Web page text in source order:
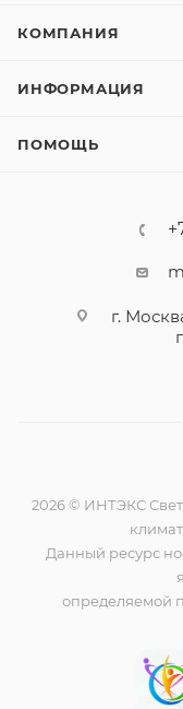
КОМПАНИЯ
ИНФОРМАЦИЯ
ПОМОЩЬ
г.
2026 © ИНТЭКС
Данный ресурс
определяемой